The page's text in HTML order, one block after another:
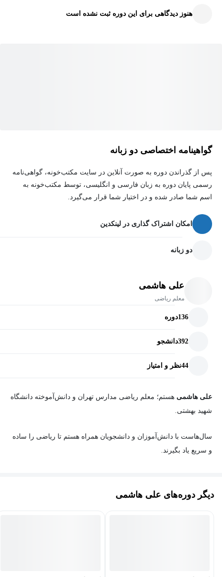
دامنه و برد تابع
ریاضی را به‌صورت عمیق یاد بگیرند و برای مباحث پیشرفته‌تر مانند حد،
هنوز دیدگاهی برای این دوره ثبت نشده است
گواهینامه اختصاصی دو زبانه
پس از گذراندن دوره به صورت آنلاین در سایت مکتب‌خونه، گواهی‌نامه
رسمی پایان دوره به زبان فارسی و انگلیسی، توسط مکتب‌خونه به
اسم شما صادر شده و در اختیار شما قرار می‌گیرد.
امکان اشتراک گذاری در لینکدین
دو زبانه
علی هاشمی
معلم ریاضی
136دوره
392دانشجو
44نظر و امتیاز
علی هاشمی هستم؛ معلم ریاضی مدارس تهران و دانش‌آموخته دانشگاه
شهید بهشتی.
سال‌هاست با دانش‌آموزان و دانشجویان همراه هستم تا ریاضی را ساده
و سریع یاد بگیرند.
برای هر سطح و رشته، دوره ای متناسب با نیازت طراحی شده است.
دیگر دوره‌های علی هاشمی